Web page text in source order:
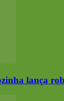
lança